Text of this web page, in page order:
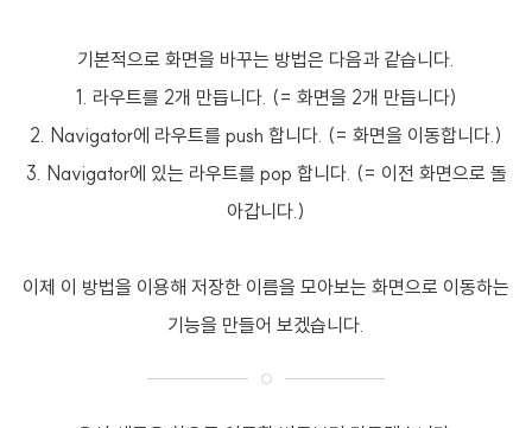
기본적으로 화면을 바꾸는 방법은 다음과 같습니다.
1. 라우트를 2개 만듭니다. (= 화면을 2개 만듭니다)
2. Navigator에 라우트를 push 합니다. (= 화면을 이동합니다.)
3. Navigator에 있는 라우트를 pop 합니다. (= 이전 화면으로 돌
아갑니다.)
이제 이 방법을 이용해 저장한 이름을 모아보는 화면으로 이동하는
기능을 만들어 보겠습니다.